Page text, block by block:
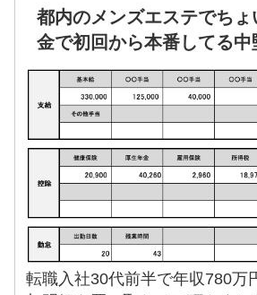
都内のメンズエステでち
金で初回から本番してる
転職入社30代前半で年収780万